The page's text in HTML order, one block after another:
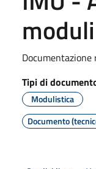
moduli
Tipi di
Modulistica
Documento